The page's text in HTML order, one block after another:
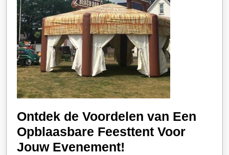
Ontdek de Voordelen van Een
Opblaasbare Feesttent Voor
Jouw Evenement!